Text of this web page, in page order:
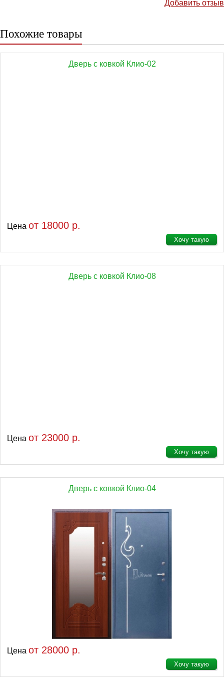
Добавить отзыв
Похожие товары
Дверь с ковкой Клио-02
Цена от 18000 р.
Хочу такую
Дверь с ковкой Клио-08
Цена от 23000 р.
Хочу такую
Дверь с ковкой Клио-04
Цена от 28000 р.
Хочу такую